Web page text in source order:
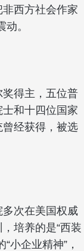
西方社会作家
。
得主，五位普
和十四位国家
经获得，被选
次在美国权威
培养的是“西装
小企业精神”，